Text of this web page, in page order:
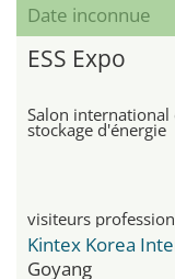
Date inconnue
ESS Expo
Salon international
stockage d'énergie
visiteurs
Kintex Korea
Goyang